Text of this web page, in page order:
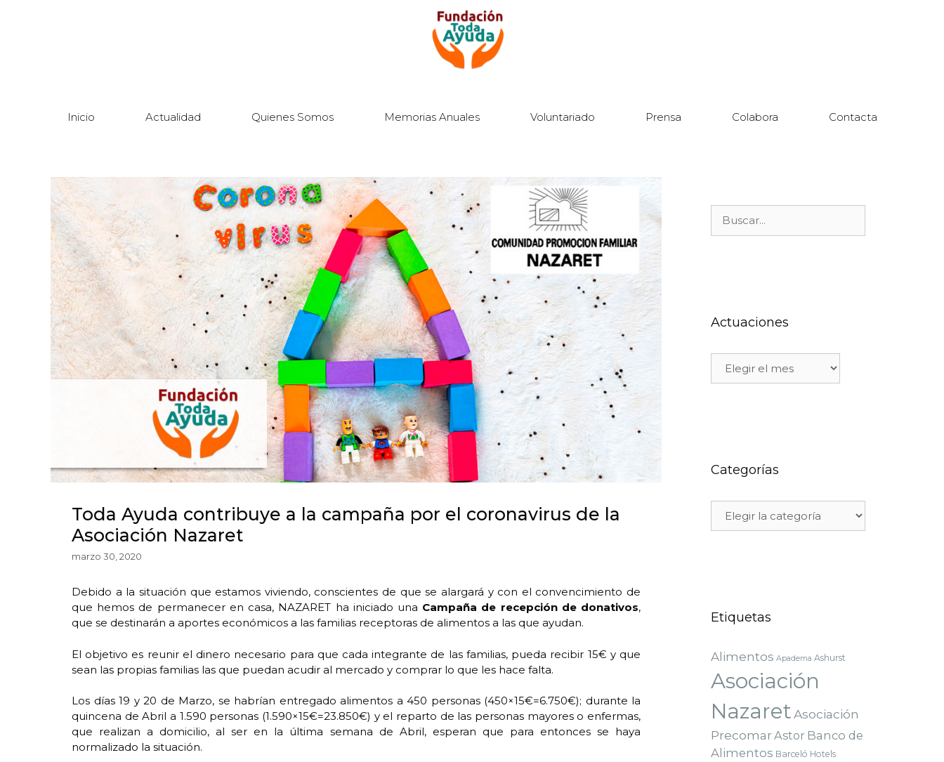
Inicio Actualidad Quienes Somos Memorias Anuales Voluntariado Prensa Colabora Contacta
Toda Ayuda contribuye a la campaña por el coronavirus de la
Asociación Nazaret
marzo 30, 2020
Debido a la situación que estamos viviendo, conscientes de que se alargará y con el convencimiento de
que hemos de permanecer en casa, NAZARET ha iniciado una Campaña de recepción de donativos,
que se destinarán a aportes económicos a las familias receptoras de alimentos a las que ayudan.
El objetivo es reunir el dinero necesario para que cada integrante de las familias, pueda recibir 15€ y que
sean las propias familias las que puedan acudir al mercado y comprar lo que les hace falta.
Los días 19 y 20 de Marzo, se habrían entregado alimentos a 450 personas (450×15€=6.750€); durante la
quincena de Abril a 1.590 personas (1.590×15€=23.850€) y el reparto de las personas mayores o enfermas,
que realizan a domicilio, al ser en la última semana de Abril, esperan que para entonces se haya
normalizado la situación.
Actuaciones
Categorías
Etiquetas
Alimentos Apadema Ashurst
Asociación
NazaretAsociación
PrecomarAstor Banco de
Alimentos Barceló Hotels